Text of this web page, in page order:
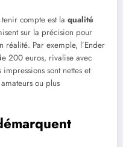
compte est la qualité
sur la précision pour
réalité. Par exemple, l’Ender
200 euros, rivalise avec
sont nettes et
ou plus